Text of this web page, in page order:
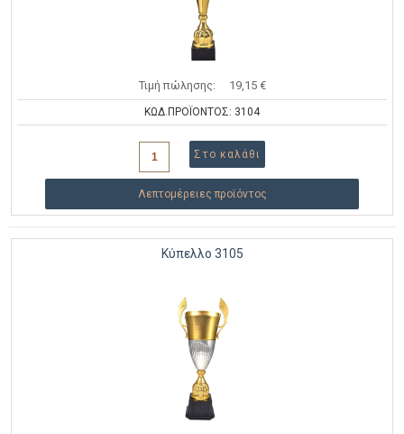
Τιμή πώλησης: 19,15 €
ΚΩΔ.ΠΡΟΪΟΝΤΟΣ: 3104
Λεπτομέρειες προϊόντος
Κύπελλο 3105